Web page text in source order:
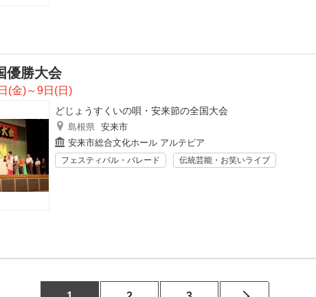
優勝大会
(金)～9日(日)
どじょうすくいの唄・安来節の全国大会
島根県 安来市
安来市総合文化ホール アルテピア
フェスティバル・パレード 伝統芸能・お笑いライブ